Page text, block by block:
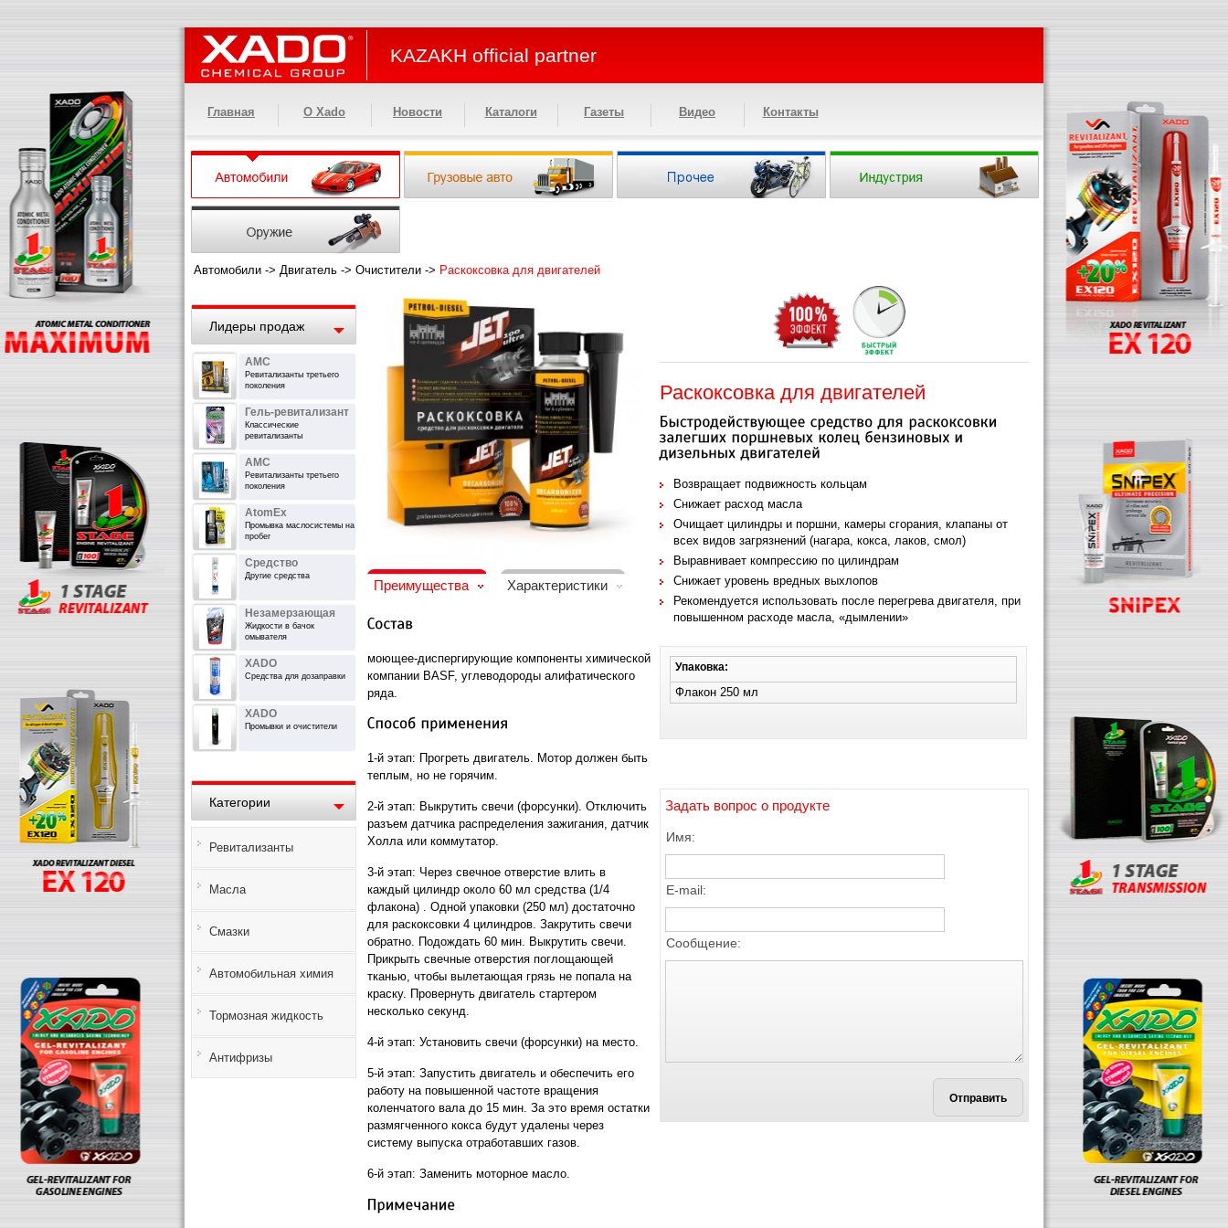
KAZAKH official partner
Главная О Xado Новости Каталоги Газеты Видео Контакты
Автомобили -> Двигатель -> Очистители -> Раскоксовка для двигателей
Лидеры продаж
АМС
Ревитализанты третьего
поколения
Гель-ревитализант
Классические
ревитализанты
АМС
Ревитализанты третьего
поколения
AtomEx
Промывка маслосистемы на
пробег
Средство
Другие средства
Незамерзающая
Жидкости в бачок
омывателя
XADO
Средства для дозаправки
XADO
Промывки и очистители
Категории
Ревитализанты
Масла
Смазки
Автомобильная химия
Тормозная жидкость
Антифризы
Преимущества Характеристики
моющее-диспергирующие компоненты химической
компании BASF, углеводороды алифатического
ряда.
1-й этап: Прогреть двигатель. Мотор должен быть
теплым, но не горячим.
2-й этап: Выкрутить свечи (форсунки). Отключить
разъем датчика распределения зажигания, датчик
Холла или коммутатор.
3-й этап: Через свечное отверстие влить в
каждый цилиндр около 60 мл средства (1/4
флакона) . Одной упаковки (250 мл) достаточно
для раскоксовки 4 цилиндров. Закрутить свечи
обратно. Подождать 60 мин. Выкрутить свечи.
Прикрыть свечные отверстия поглощающей
тканью, чтобы вылетающая грязь не попала на
краску. Провернуть двигатель стартером
несколько секунд.
4-й этап: Установить свечи (форсунки) на место.
5-й этап: Запустить двигатель и обеспечить его
работу на повышенной частоте вращения
коленчатого вала до 15 мин. За это время остатки
размягченного кокса будут удалены через
систему выпуска отработавших газов.
6-й этап: Заменить моторное масло.
Раскоксовка для двигателей
Возвращает подвижность кольцам
Снижает расход масла
Очищает цилиндры и поршни, камеры сгорания, клапаны от
всех видов загрязнений (нагара, кокса, лаков, смол)
Выравнивает компрессию по цилиндрам
Снижает уровень вредных выхлопов
Рекомендуется использовать после перегрева двигателя, при
повышенном расходе масла, «дымлении»
Упаковка:
Флакон 250 мл
Задать вопрос о продукте
Имя:
E-mail:
Сообщение:
Отправить